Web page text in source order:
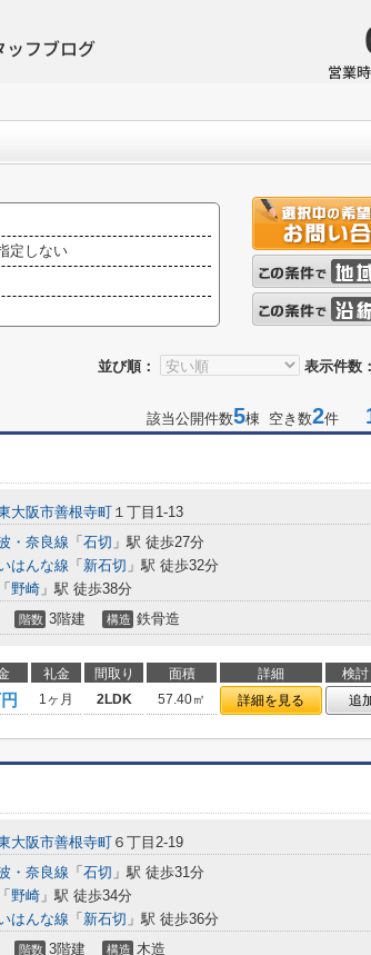
ッフブログ
営業
定しない
並び順： 表示件数：
該当公開件数5棟 空き数2件
大阪市善根寺町 １丁目1-13
・奈良線 「 石切 」駅 徒歩27分
はんな線 「 新石切 」駅 徒歩32分
「 野崎 」駅 徒歩38分
階数 3階建 構造 鉄骨造
礼金 間取り 面積 詳細
検討
1ヶ月 2LDK 57.40㎡ 詳細を見る 追
大阪市善根寺町 ６丁目2-19
・奈良線 「 石切 」駅 徒歩31分
「 野崎 」駅 徒歩34分
はんな線 「 新石切 」駅 徒歩36分
階数 3階建 構造 木造